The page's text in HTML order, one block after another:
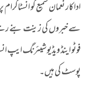
اداکار نعمان سمیع کو
سے خبروں کی زینت بنے
فوٹو اینڈ ویڈیو شیئرنگ ایپ
پوسٹ کی ہیں۔